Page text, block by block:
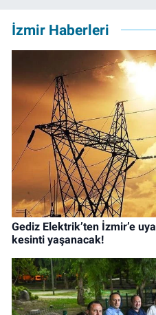
İzmir Haberleri
Gediz Elektrik’ten İzmir’e
kesinti yaşanacak!